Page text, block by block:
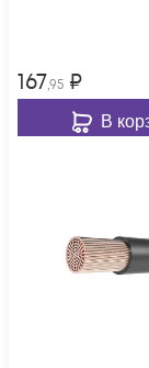
167,95 ₽
В